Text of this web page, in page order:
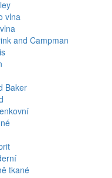
vlna
and Campman
Baker
tkané